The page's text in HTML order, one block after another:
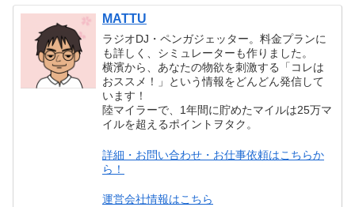
MATTU
ラジオDJ・ペンガジェッター。料金プランに
も詳しく、シミュレーターも作りました。
横濱から、あなたの物欲を刺激する「コレは
おススメ！」という情報をどんどん発信して
います！
陸マイラーで、1年間に貯めたマイルは25万マ
イルを超えるポイントヲタク。
詳細・お問い合わせ・お仕事依頼はこちらか
ら！
運営会社情報はこちら